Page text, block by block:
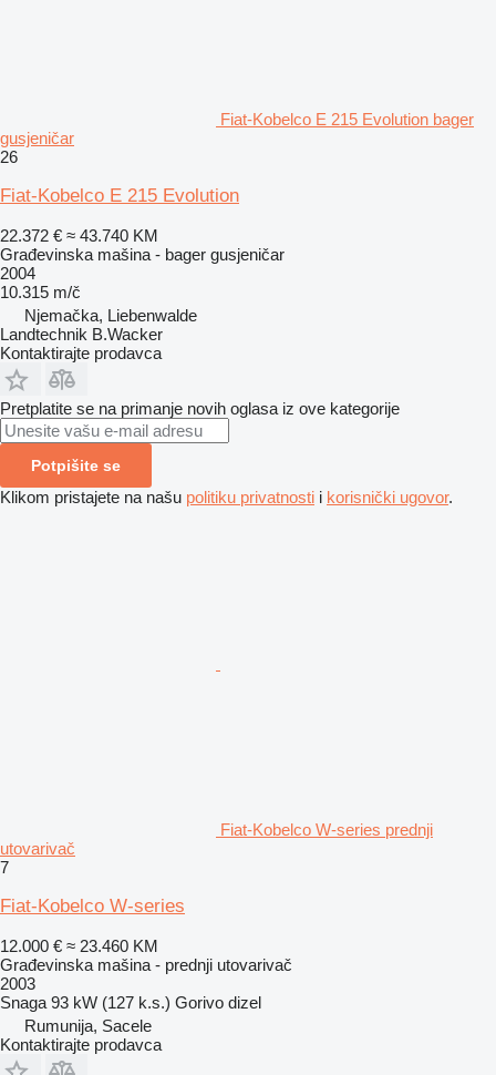
Fiat-Kobelco E 215 Evolution bager
gusjeničar
26
Fiat-Kobelco E 215 Evolution
22.372 € ≈ 43.740 KM
Građevinska mašina - bager gusjeničar
2004
10.315 m/č
Njemačka, Liebenwalde
Landtechnik B.Wacker
Kontaktirajte prodavca
Pretplatite se na primanje novih oglasa iz ove kategorije
Potpišite se
Klikom pristajete na našu politiku privatnosti i korisnički ugovor.
Fiat-Kobelco W-series prednji
utovarivač
7
Fiat-Kobelco W-series
12.000 € ≈ 23.460 KM
Građevinska mašina - prednji utovarivač
2003
Snaga 93 kW (127 k.s.) Gorivo dizel
Rumunija, Sacele
Kontaktirajte prodavca